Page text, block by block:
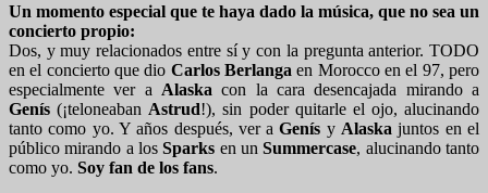
Un momento especial que te haya dado la música, que no sea un
concierto propio:
Dos, y muy relacionados entre sí y con la pregunta anterior. TODO
en el concierto que dio Carlos Berlanga en Morocco en el 97, pero
especialmente ver a Alaska con la cara desencajada mirando a
Genís (¡teloneaban Astrud!), sin poder quitarle el ojo, alucinando
tanto como yo. Y años después, ver aGenís y Alaska juntos en el
público mirando a losSparks en unSummercase, alucinando tanto
como yo. Soy fan de los fans.